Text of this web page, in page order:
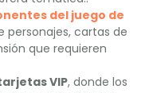
del juego de
personajes, cartas de
que requieren
VIP, donde los